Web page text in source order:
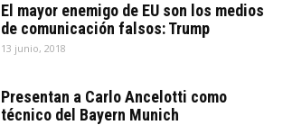
El mayor enemigo de EU son los medios
de comunicación falsos: Trump
13 junio, 2018
Presentan a Carlo Ancelotti como
técnico del Bayern Munich